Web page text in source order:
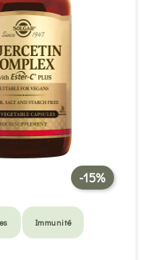
-15%
Immunité